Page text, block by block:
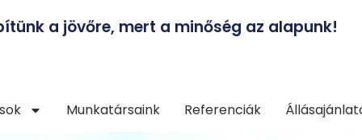
a jövőre, mert a minőség az alapunk!
Munkatársaink Referenciák